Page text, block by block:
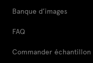
Banque d’images
FAQ
Commander échantillon